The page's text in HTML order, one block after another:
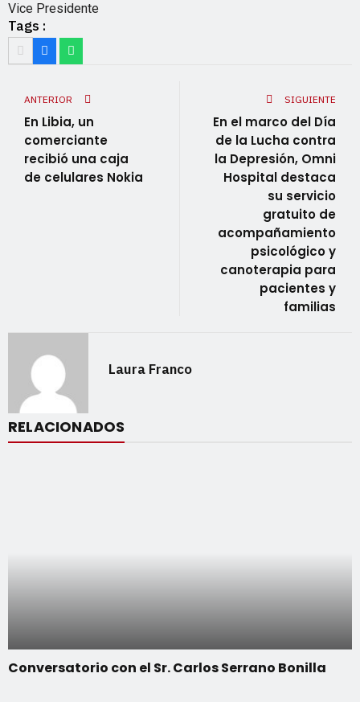
Vice Presidente
Tags :
ANTERIOR
En Libia, un
comerciante
recibió una caja
de celulares Nokia
SIGUIENTE
En el marco del Día
de la Lucha contra
la Depresión, Omni
Hospital destaca
su servicio
gratuito de
acompañamiento
psicológico y
canoterapia para
pacientes y
familias
Laura Franco
RELACIONADOS
Conversatorio con el Sr. Carlos Serrano Bonilla